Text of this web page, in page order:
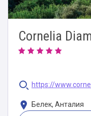
Cornelia
https://
Белек, Анталия